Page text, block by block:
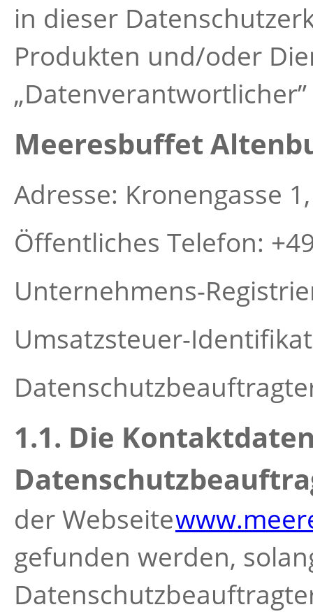
in dieser
Produkten und/oder
Meeresbuffet
Adresse: Kronengasse
Öffentliches Telefon:
Unternehmens-
Umsatzsteuer-
1.1. Die
der Webseite
gefunden werden,